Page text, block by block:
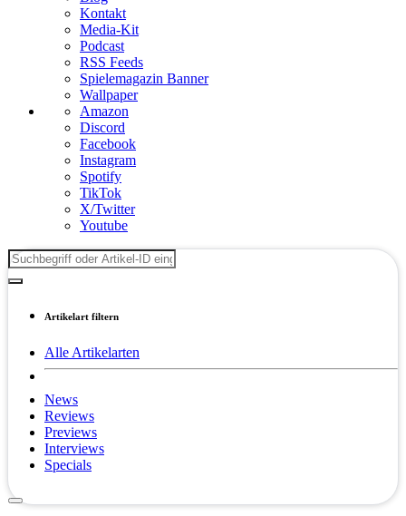
Kontakt
Media-Kit
Podcast
RSS Feeds
Spielemagazin Banner
Wallpaper
Amazon
Discord
Facebook
Instagram
Spotify
TikTok
X/Twitter
Youtube
Artikelart filtern
Alle Artikelarten
News
Reviews
Previews
Interviews
Specials